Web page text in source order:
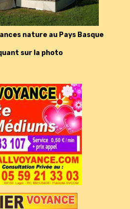
nature au Pays Basque
sur la photo